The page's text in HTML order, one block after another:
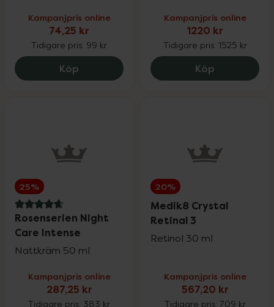
Kampanjpris online
74,25 kr
Tidigare pris: 99 kr
Köp Monkids Barn Järn Persika, 74.25 kr.
Kampanjpris online
1220 kr
Tidigare pris: 1525 kr
Köp Medik8
25%
4.8 av 5 i omdöme
Rosenserien Night
Care Intense
Nattkräm 50 ml
Kampanjpris online
287,25 kr
Tidigare pris: 383 kr
20%
Medik8 Crystal
Retinal 3
Retinol 30 ml
Kampanjpris online
567,20 kr
Tidigare pris: 709 kr